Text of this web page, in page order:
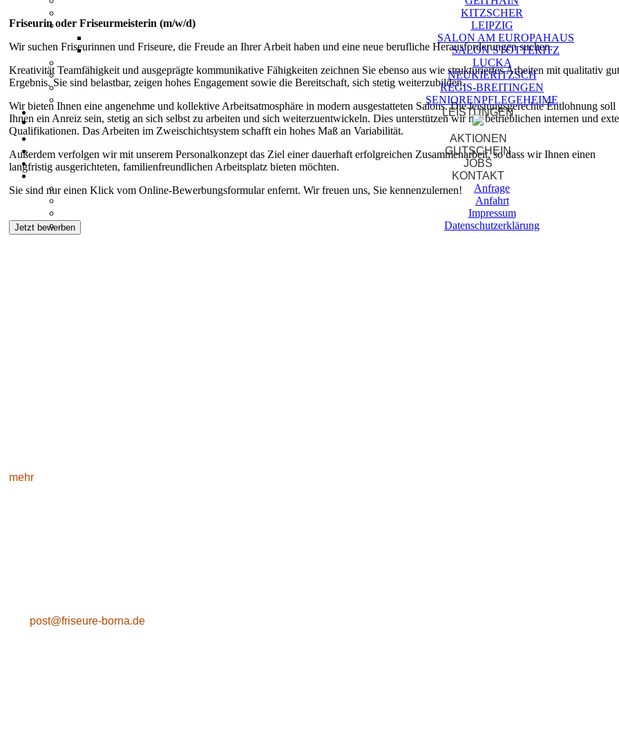
KITZSCHER
LEIPZIG
SALON AM EUROPAHAUS
SALON STÖTTERITZ
LUCKA
NEUKIERITZSCH
REGIS-BREITINGEN
SENIORENPFLEGEHEIME
LEISTUNGEN
AKTIONEN
GUTSCHEIN
JOBS
KONTAKT
Anfrage
Anfahrt
Impressum
Datenschutzerklärung
Friseurin oder Friseurmeisterin (m/w/d)
Wir suchen Friseurinnen und Friseure, die Freude an Ihrer Arbeit haben und eine neue berufliche Herausforderungen suchen.
Kreativität Teamfähigkeit und ausgeprägte kommunikative Fähigkeiten zeichnen Sie ebenso aus wie strukturiertes Arbeiten mit qualitativ
Ergebnis. Sie sind belastbar, zeigen hohes Engagement sowie die Bereitschaft, sich stetig weiterzubilden.
Wir bieten Ihnen eine angenehme und kollektive Arbeitsatmosphäre in modern ausgestatteten Salons. Die leistungsgerechte Entlohnung soll
Ihnen ein Anreiz sein, stetig an sich selbst zu arbeiten und sich weiterzuentwickeln. Dies unterstützen wir mit betrieblichen internen und
Qualifikationen. Das Arbeiten im Zweischichtsystem schafft ein hohes Maß an Variabilität.
Außerdem verfolgen wir mit unserem Personalkonzept das Ziel einer dauerhaft erfolgreichen Zusammenarbeit, so dass wir Ihnen einen
langfristig ausgerichteten, familienfreundlichen Arbeitsplatz bieten möchten.
Sie sind nur einen Klick vom Online-Bewerbungsformular enfernt. Wir freuen uns, Sie kennenzulernen!
Jetzt bewerben
mehr
post@friseure-borna.de